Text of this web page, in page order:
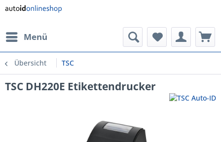
Menü
Übersicht TSC
TSC DH220E Etikettendrucker